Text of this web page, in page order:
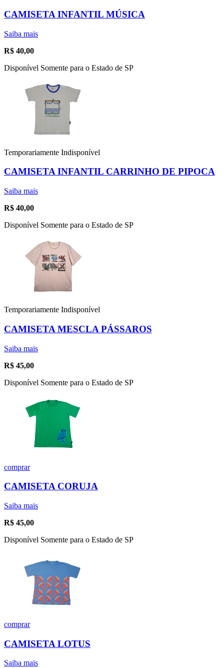
CAMISETA INFANTIL MÚSICA
Saiba mais
R$ 40,00
Disponível Somente para o Estado de SP
Temporariamente Indisponível
CAMISETA INFANTIL CARRINHO DE PIPOCA
Saiba mais
R$ 40,00
Disponível Somente para o Estado de SP
Temporariamente Indisponível
CAMISETA MESCLA PÁSSAROS
Saiba mais
R$ 45,00
Disponível Somente para o Estado de SP
comprar
CAMISETA CORUJA
Saiba mais
R$ 45,00
Disponível Somente para o Estado de SP
comprar
CAMISETA LOTUS
Saiba mais